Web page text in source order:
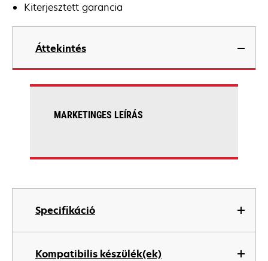
Kiterjesztett garancia
Áttekintés
Specifikáció
Kompatibilis készülék(ek)
MARKETINGES LEÍRÁS